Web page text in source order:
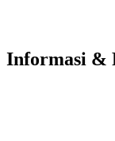
Informasi &